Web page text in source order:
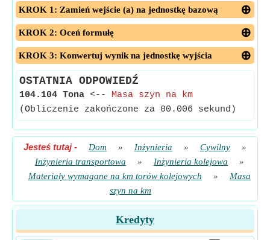
KROK 1: Zamień wejście (a) na jednostkę bazową
KROK 2: Oceń formułę
KROK 3: Konwertuj wynik na jednostkę wyjścia
OSTATNIA ODPOWIEDŹ
104.104 Tona <-- Masa szyn na km
(Obliczenie zakończone za 00.006 sekund)
Jesteś tutaj- Dom » Inżynieria » Cywilny
»
Inżynieria transportowa
» Inżynieria kolejowa
»
Materiały wymagane na km torów kolejowych
»
Masa
szyn na km
Kredyty